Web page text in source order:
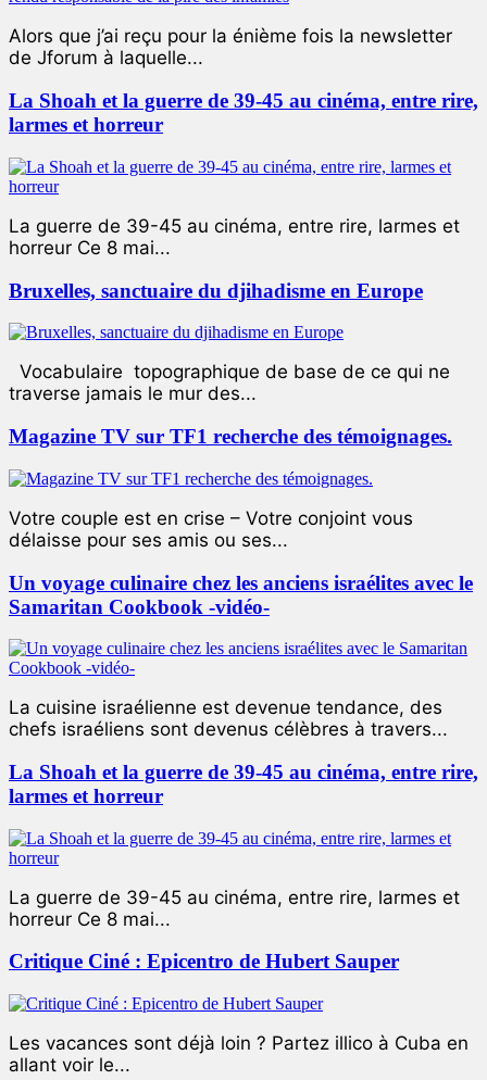
Alors que j’ai reçu pour la énième fois la newsletter
de Jforum à laquelle...
La Shoah et la guerre de 39-45 au cinéma, entre rire,
larmes et horreur
La guerre de 39-45 au cinéma, entre rire, larmes et
horreur Ce 8 mai...
Bruxelles, sanctuaire du djihadisme en Europe
Vocabulaire topographique de base de ce qui ne
traverse jamais le mur des...
Magazine TV sur TF1 recherche des témoignages.
Votre couple est en crise – Votre conjoint vous
délaisse pour ses amis ou ses...
Un voyage culinaire chez les anciens israélites avec le
Samaritan Cookbook -vidéo-
La cuisine israélienne est devenue tendance, des
chefs israéliens sont devenus célèbres à travers...
La Shoah et la guerre de 39-45 au cinéma, entre rire,
larmes et horreur
La guerre de 39-45 au cinéma, entre rire, larmes et
horreur Ce 8 mai...
Critique Ciné : Epicentro de Hubert Sauper
Les vacances sont déjà loin ? Partez illico à Cuba en
allant voir le...